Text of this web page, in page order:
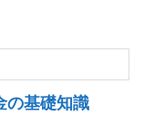
の基礎知識